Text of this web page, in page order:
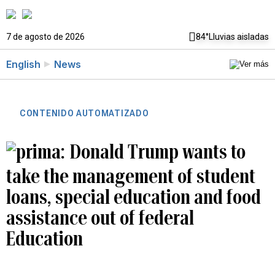
7 de agosto de 2026 84°Lluvias aisladas
English News
CONTENIDO AUTOMATIZADO
Donald Trump wants to
take the management of student
loans, special education and food
assistance out of federal
Education